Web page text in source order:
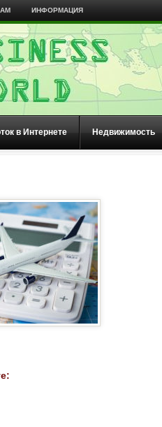
ИНФОРМАЦИЯ
в Интернете Недвижимость